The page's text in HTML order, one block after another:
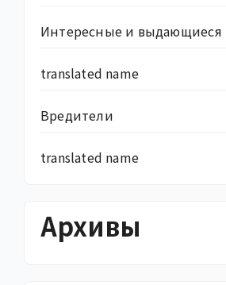
Интересные и выдающиеся
translated name
Вредители
translated name
Архивы